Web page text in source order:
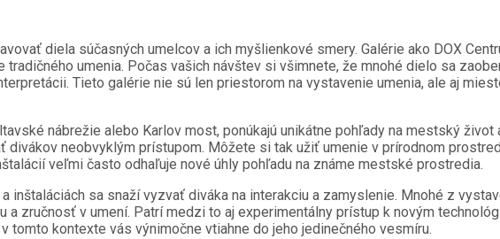
diela súčasných umelcov a ich myšlienkové smery. Galérie ako DOX
umenia. Počas vašich návštev si všimnete, že mnohé dielo sa
Tieto galérie nie sú len priestorom na vystavenie umenia, ale aj
nábrežie alebo Karlov most, ponúkajú unikátne pohľady na mestský život
neobvyklým prístupom. Môžete si tak užiť umenie v prírodnom
veľmi často odhaľuje nové úhly pohľadu na známe mestské prostredia.
inštaláciách sa snaží vyzvať diváka na interakciu a zamyslenie. Mnohé z
zručnosť v umení. Patrí medzi to aj experimentálny prístup k novým
kontexte vás výnimočne vtiahne do jeho jedinečného vesmíru.